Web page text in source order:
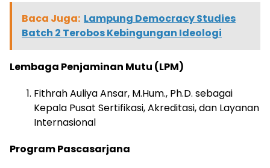
Baca Juga: Lampung Democracy Studies
Batch 2 Terobos Kebingungan Ideologi
Lembaga Penjaminan Mutu (LPM)
Fithrah Auliya Ansar, M.Hum., Ph.D. sebagai
Kepala Pusat Sertifikasi, Akreditasi, dan Layanan
Internasional
Program Pascasarjana